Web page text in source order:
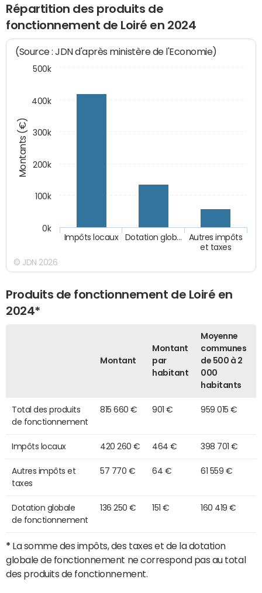
Répartition des produits de
fonctionnement de Loiré en 2024
Montants (€)
(Source : JDN d'après ministère de l'Economie)
Autres impôts
et taxes
Dotation glob…
Impôts locaux
0k
100k
200k
300k
400k
500k
© JDN 2026
Produits de fonctionnement de Loiré en
2024*
Montant
Montant
par
habitant
Moyenne
communes
de 500 à 2
000
habitants
Total des produits
de fonctionnement
815 660 € 901 € 959 015 €
Impôts locaux 420 260 € 464 € 398 701 €
Autres impôts et
taxes
57 770 € 64 € 61 559 €
Dotation globale
de fonctionnement
136 250 € 151 € 160 419 €
* La somme des impôts, des taxes et de la dotation
globale de fonctionnement ne correspond pas au total
des produits de fonctionnement.